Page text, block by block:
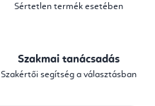
Sértetlen termék esetében
Szakmai tanácsadás
Szakértői segítség a választásban